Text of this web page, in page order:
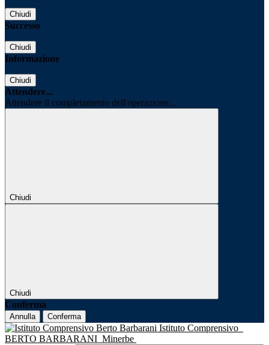
Chiudi
Successo
Chiudi
Informazione
Chiudi
Attendere...
Attendere il completamento dell'operazione...
Chiudi
Chiudi
Conferma
Annulla Conferma
Istituto Comprensivo
BERTO BARBARANI Minerbe